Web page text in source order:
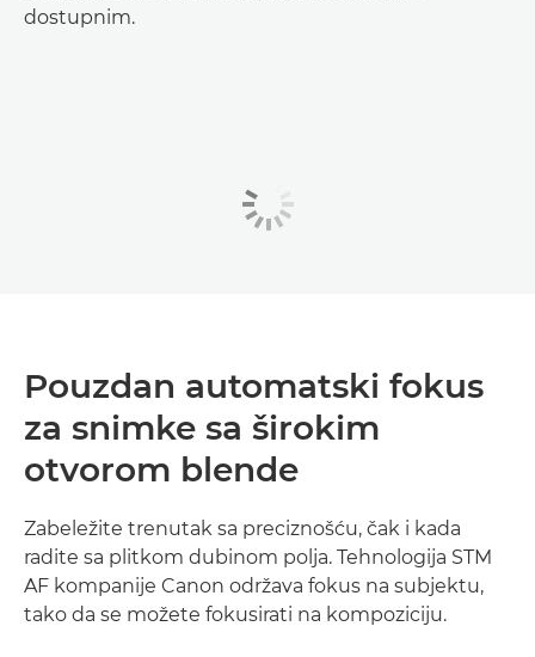
dostupnim.
Pouzdan automatski fokus
za snimke sa širokim
otvorom blende
Zabeležite trenutak sa preciznošću, čak i kada
radite sa plitkom dubinom polja. Tehnologija STM
AF kompanije Canon održava fokus na subjektu,
tako da se možete fokusirati na kompoziciju.